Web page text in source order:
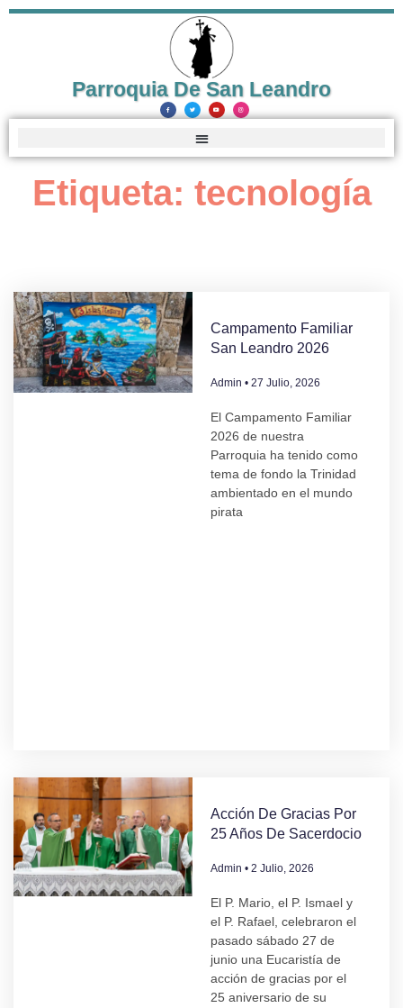
Parroquia De San Leandro
Etiqueta: tecnología
Campamento Familiar
San Leandro 2026
Admin 27 Julio, 2026
El Campamento Familiar
2026 de nuestra
Parroquia ha tenido como
tema de fondo la Trinidad
ambientado en el mundo
pirata
Acción De Gracias Por
25 Años De Sacerdocio
Admin 2 Julio, 2026
El P. Mario, el P. Ismael y
el P. Rafael, celebraron el
pasado sábado 27 de
junio una Eucaristía de
acción de gracias por el
25 aniversario de su